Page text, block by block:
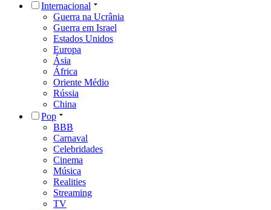
Internacional
Guerra na Ucrânia
Guerra em Israel
Estados Unidos
Europa
Ásia
África
Oriente Médio
Rússia
China
Pop
BBB
Carnaval
Celebridades
Cinema
Música
Realities
Streaming
TV